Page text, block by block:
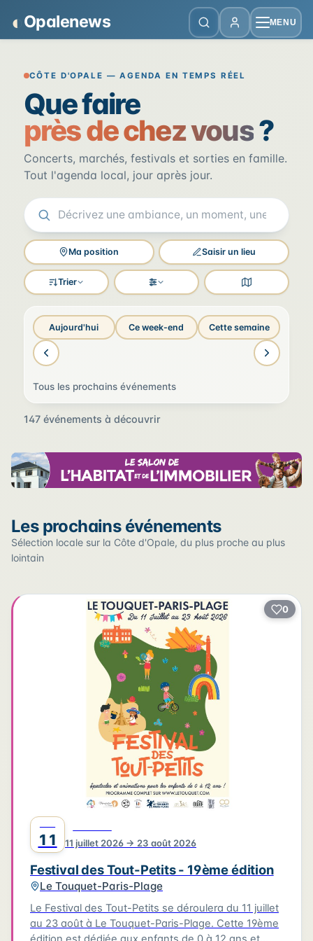
◐ Opalenews MENU
Opalenews — Événements de la
CÔTE D'OPALE — AGENDA EN TEMPS RÉEL
Que faire
près de chez vous?
Concerts, marchés, festivals et sorties en famille.
Tout l'agenda local, jour après jour.
Ma position Saisir un lieu
Trier Filtres Voir la carte
Aujourd'hui Ce week-end Cette semaine
Tous les prochains événements
147 événements à découvrir
Cliquez sur un pin pour voir l'événement — les lieux qui
en accueillent plusieurs sont regroupés.
2
2
12
2 3
6
17
22
4
2
2
3
2
+
Leaflet|©OpenStreetMap
Les prochains événements
Sélection locale sur la Côte d'Opale, du plus proche au plus
lointain
0
11 11 juillet 2026 → 23 août 2026
Festival des Tout-Petits - 19ème édition
Le Touquet-Paris-Plage
Le Festival des Tout-Petits se déroulera du 11 juillet
au 23 août à Le Touquet-Paris-Plage. Cette 19ème